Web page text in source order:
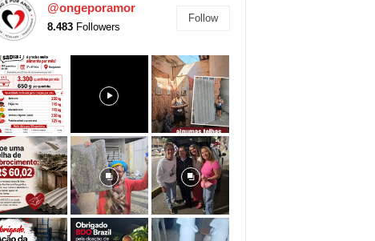
@ongeporamor
8.483Followers
Follow